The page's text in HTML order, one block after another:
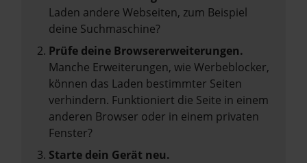
Laden andere Webseiten, zum Beispiel
deine Suchmaschine?
Prüfe deine Browsererweiterungen.
Manche Erweiterungen, wie Werbeblocker,
können das Laden bestimmter Seiten
verhindern. Funktioniert die Seite in einem
anderen Browser oder in einem privaten
Fenster?
Starte dein Gerät neu.